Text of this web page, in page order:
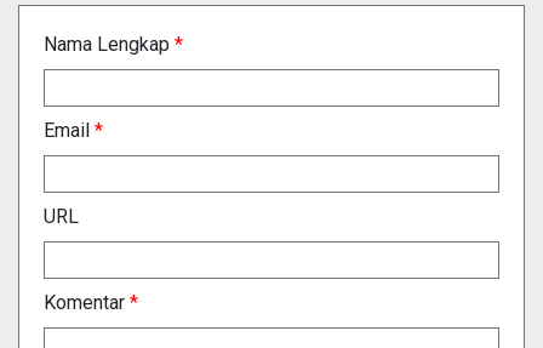
Nama Lengkap *
Email *
URL
Komentar *